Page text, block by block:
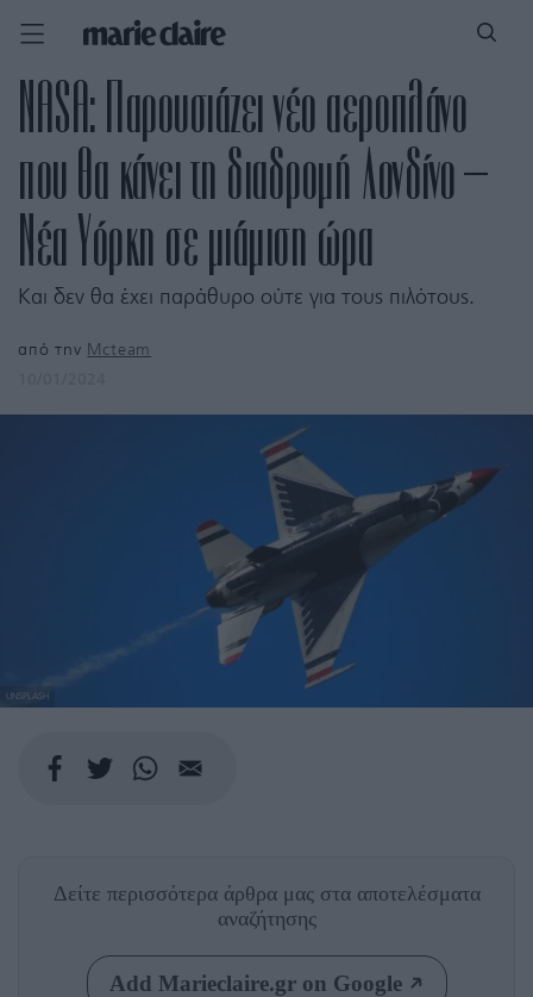
NASA: Παρουσιάζει νέο αεροπλάνο
που θα κάνει τη διαδρομή Λονδίνο –
Νέα Υόρκη σε μιάμιση ώρα
Και δεν θα έχει παράθυρο ούτε για τους πιλότους.
από την Mcteam
UNSPLASH
Δείτε περισσότερα άρθρα μας στα αποτελέσματα
αναζήτησης
Add Marieclaire.gr on Google